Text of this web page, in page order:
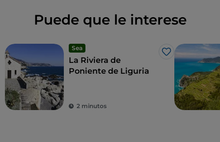
Puede que le interese
Sea
Me gusta
La Riviera de
Poniente de Liguria
2 minutos